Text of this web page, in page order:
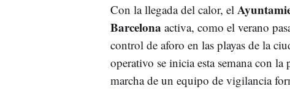
Con la llegada del calor, el
Barcelona activa, como el verano
control de aforo en las playas de la
operativo se inicia esta semana con la
marcha de un equipo de vigilancia